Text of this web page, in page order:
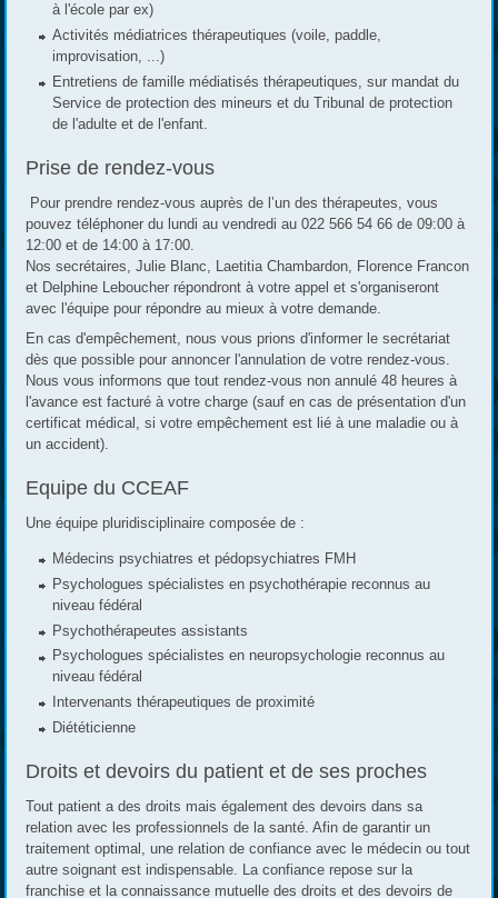
à l'école par ex)
Activités médiatrices thérapeutiques (voile, paddle,
improvisation, ...)
Entretiens de famille médiatisés thérapeutiques, sur mandat du
Service de protection des mineurs et du Tribunal de protection
de l'adulte et de l'enfant.
Prise de rendez-vous
Pour prendre rendez-vous auprès de l’un des thérapeutes, vous
pouvez téléphoner du lundi au vendredi au 022 566 54 66 de 09:00 à
12:00 et de 14:00 à 17:00.
Nos secrétaires, Julie Blanc, Laetitia Chambardon, Florence Francon
et Delphine Leboucher répondront à votre appel et s'organiseront
avec l'équipe pour répondre au mieux à votre demande.
En cas d'empêchement, nous vous prions d'informer le secrétariat
dès que possible pour annoncer l'annulation de votre rendez-vous.
Nous vous informons que tout rendez-vous non annulé 48 heures à
l'avance est facturé à votre charge (sauf en cas de présentation d'un
certificat médical, si votre empêchement est lié à une maladie ou à
un accident).
Equipe du CCEAF
Une équipe pluridisciplinaire composée de :
Médecins psychiatres et pédopsychiatres FMH
Psychologues spécialistes en psychothérapie reconnus au
niveau fédéral
Psychothérapeutes assistants
Psychologues spécialistes en neuropsychologie reconnus au
niveau fédéral
Intervenants thérapeutiques de proximité
Diététicienne
Droits et devoirs du patient et de ses proches
Tout patient a des droits mais également des devoirs dans sa
relation avec les professionnels de la santé. Afin de garantir un
traitement optimal, une relation de confiance avec le médecin ou tout
autre soignant est indispensable. La confiance repose sur la
franchise et la connaissance mutuelle des droits et des devoirs de